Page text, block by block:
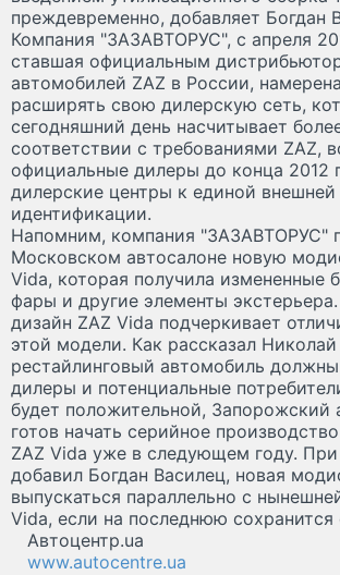
преждевременно, добавляет Богдан
Компания "ЗАЗАВТОРУС", с апреля
ставшая официальным
автомобилей ZAZ в России,
расширять свою дилерскую сеть,
сегодняшний день насчитывает
соответствии с требованиями ZAZ,
официальные дилеры до конца 2012
дилерские центры к единой внешней
идентификации.
Напомним, компания "ЗАЗАВТОРУС"
Московском автосалоне новую
Vida, которая получила измененные
фары и другие элементы
дизайн ZAZ Vida подчеркивает
этой модели. Как рассказал
рестайлинговый автомобиль
дилеры и потенциальные
будет положительной, Запорожский
готов начать серийное
ZAZ Vida уже в следующем году. При
добавил Богдан Василец, новая
выпускаться параллельно с
Vida, если на последнюю сохранится
Автоцентр.ua
www.autocentre.ua